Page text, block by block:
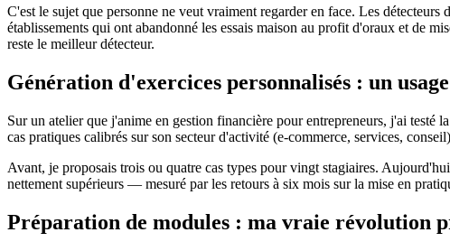
C'est le sujet que personne ne veut vraiment regarder en face. Les
établissements qui ont abandonné les essais maison au profit d'oraux et de
reste le meilleur détecteur.
Génération d'exercices personnalisés : un
Sur un atelier que j'anime en gestion financière pour entrepreneurs, j'ai testé
cas pratiques calibrés sur son secteur d'activité (e-commerce, services,
Avant, je proposais trois ou quatre cas types pour vingt stagiaires.
nettement supérieurs — mesuré par les retours à six mois sur la mise en
Préparation de modules : ma vraie révolution